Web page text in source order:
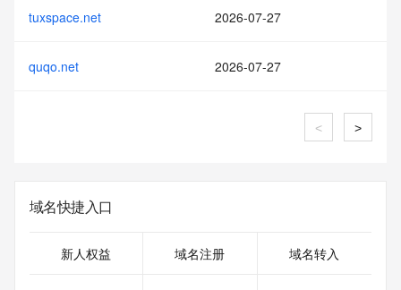
tuxspace.net 2026-07-27
quqo.net 2026-07-27
< >
域名快捷入口
新人权益 域名注册 域名转入